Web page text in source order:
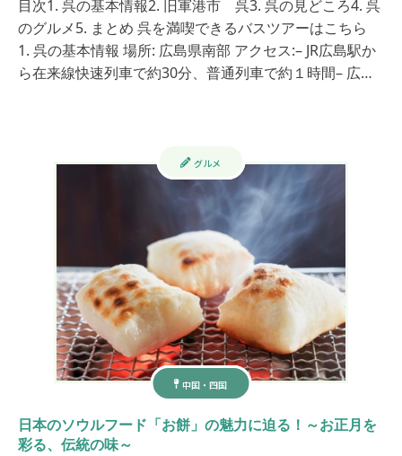
目次1. 呉の基本情報2. 旧軍港市 呉3. 呉の見どころ4. 呉
のグルメ5. まとめ 呉を満喫できるバスツアーはこちら
1. 呉の基本情報 場所: 広島県南部 アクセス:– JR広島駅か
ら在来線快速列車で約30分、普通列車で約１時間– 広…
中国・四国
グルメ
日本のソウルフード「お餅」の魅力に迫る！～お正月を
彩る、伝統の味～